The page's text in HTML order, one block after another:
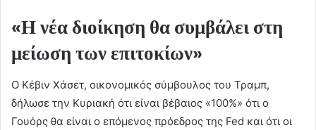
«Η νέα διοίκηση θα συμβάλει στη
μείωση των επιτοκίων»
Ο Κέβιν Χάσετ, οικονομικός σύμβουλος του Τραμπ,
δήλωσε την Κυριακή ότι είναι βέβαιος «100%» ότι ο
Γουόρς θα είναι ο επόμενος πρόεδρος της Fed και ότι οι